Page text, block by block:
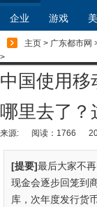
企业 游戏
主页 > 广东都市网
>
中国使用移
哪里去了？
来源: 阅读：1766
[提要]最后大家不
现金会逐步回笼到
库，次年度发行货